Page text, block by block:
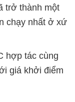
trở thành một
chạy nhất ở xứ
hợp tác cùng
giá khởi điểm